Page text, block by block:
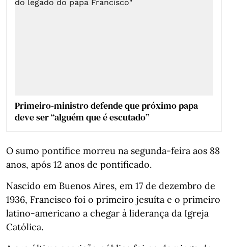
Primeiro-ministro defende que próximo papa
deve ser “alguém que é escutado”
O sumo pontífice morreu na segunda-feira aos 88
anos, após 12 anos de pontificado.
Nascido em Buenos Aires, em 17 de dezembro de
1936, Francisco foi o primeiro jesuíta e o primeiro
latino-americano a chegar à liderança da Igreja
Católica.